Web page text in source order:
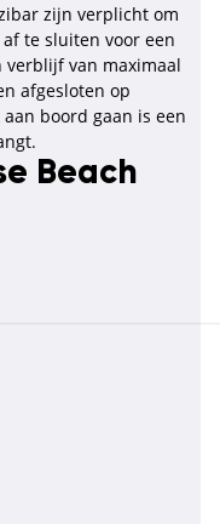
zijn verplicht om
te sluiten voor een
verblijf van maximaal
afgesloten op
boord gaan is een
Beach